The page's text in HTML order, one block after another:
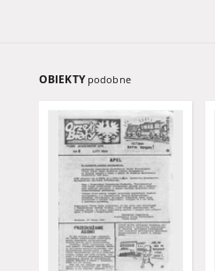
OBIEKTY podobne